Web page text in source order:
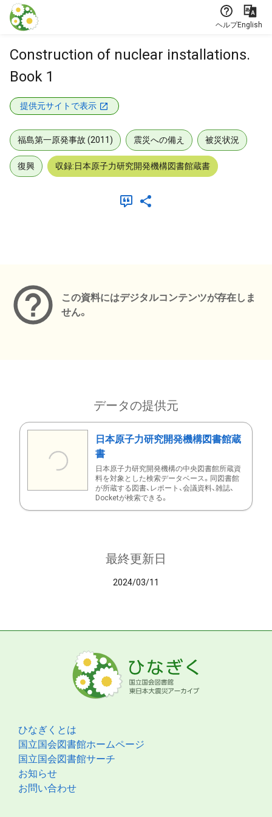
本文に飛ぶ
ヘルプEnglish
Construction of nuclear installations.
Book 1
提供元サイトで表示
福島第一原発事故 (2011) 震災への備え 被災状況
復興 収録:日本原子力研究開発機構図書館蔵書
この資料にはデジタルコンテンツが存在しま
せん。
データの提供元
日本原子力研究開発機構図書館蔵
書
日本原子力研究開発機構の中央図書館所蔵資
料を対象とした検索データベース。同図書館
が所蔵する図書、レポート、会議資料、雑誌、
Docketが検索できる。
最終更新日
2024/03/11
ひなぎくとは
国立国会図書館ホームページ
国立国会図書館サーチ
お知らせ
お問い合わせ